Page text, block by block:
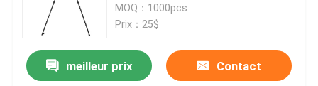
rétractable
MOQ：1000pcs
Prix：25$
meilleur prix Contact